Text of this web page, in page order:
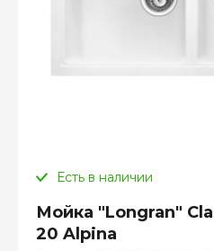
Есть в наличии
Мойка "Longran"
20 Alpina